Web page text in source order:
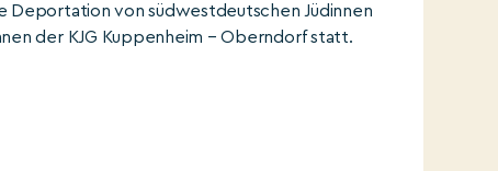
Deportation von südwestdeutschen Jüdinnen
der KJG Kuppenheim – Oberndorf statt.